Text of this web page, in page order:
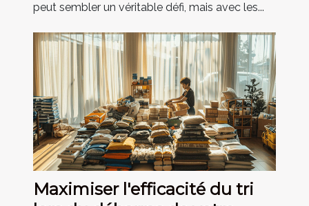
peut sembler un véritable défi, mais avec les...
Maximiser l'efficacité du tri